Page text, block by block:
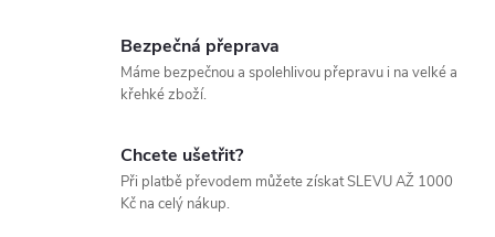
Bezpečná přeprava
Máme bezpečnou a spolehlivou přepravu i na velké a
křehké zboží.
Chcete ušetřit?
Při platbě převodem můžete získat SLEVU AŽ 1000
Kč na celý nákup.